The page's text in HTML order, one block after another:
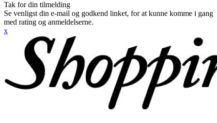
Tak for din tilmelding
Se venligst din e-mail og godkend linket, for at kunne komme i gang
med rating og anmeldelserne.
x